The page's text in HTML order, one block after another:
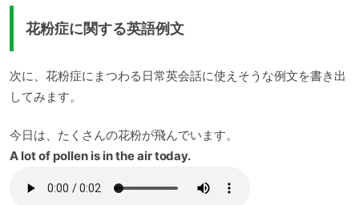
花粉症に関する英語例文
次に、花粉症にまつわる日常英会話に使えそうな例文を書き出
してみます。
今日は、たくさんの花粉が飛んでいます。
A lot of pollen is in the air today.